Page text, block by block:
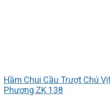
Hầm Chui Cầu Trượt Chú
Phương ZK 138